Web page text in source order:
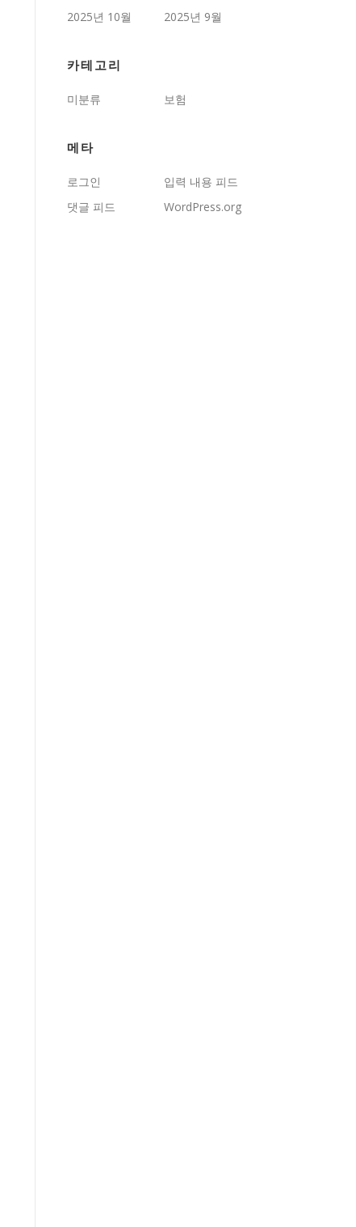
2025년 10월
2025년 9월
카테고리
미분류 보험
메타
로그인
입력 내용 피드
댓글 피드
WordPress.org